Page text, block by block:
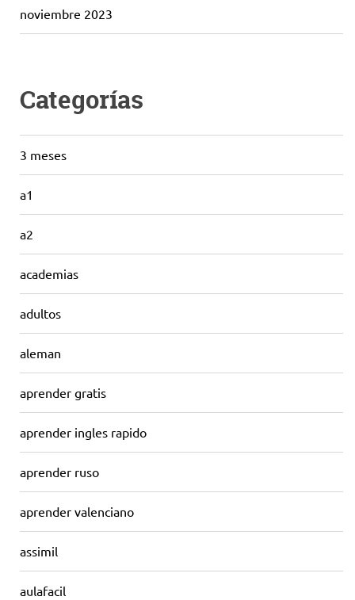
noviembre 2023
Categorías
3 meses
a1
a2
academias
adultos
aleman
aprender gratis
aprender ingles rapido
aprender ruso
aprender valenciano
assimil
aulafacil